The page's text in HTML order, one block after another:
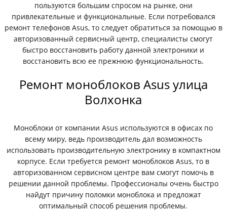
пользуются большим спросом на рынке, они
привлекательные и функциональные. Если потребовался
ремонт телефонов Asus, то следует обратиться за помощью в
авторизованный сервисный центр, специалисты смогут
быстро восстановить работу данной электроники и
восстановить всю ее прежнюю функциональность.
Ремонт моноблоков Asus улица
Волхонка
Моноблоки от компании Asus используются в офисах по
всему миру, ведь производитель дал возможность
использовать производительную электронику в компактном
корпусе. Если требуется ремонт моноблоков Asus, то в
авторизованном сервисном центре вам смогут помочь в
решении данной проблемы. Профессионалы очень быстро
найдут причину поломки моноблока и предложат
оптимальный способ решения проблемы.